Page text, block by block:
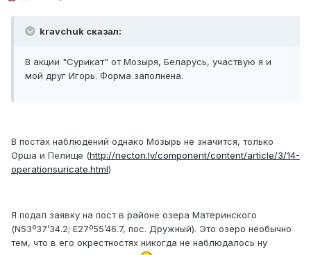
kravchuk сказал:
В акции "Сурикат" от Мозыря, Беларусь, участвую я и
мой друг Игорь. Форма заполнена.
В постах наблюдений однако Мозырь не значится, только
Орша и Пелище (http://necton.lv/component/content/article/3/14-
operationsuricate.html)
Я подал заявку на пост в районе озера Материнского
(N53º37’34.2; Е27º55’46.7, пос. Дружный). Это озеро необычно
тем, что в его окрестностях никогда не наблюдалось ну